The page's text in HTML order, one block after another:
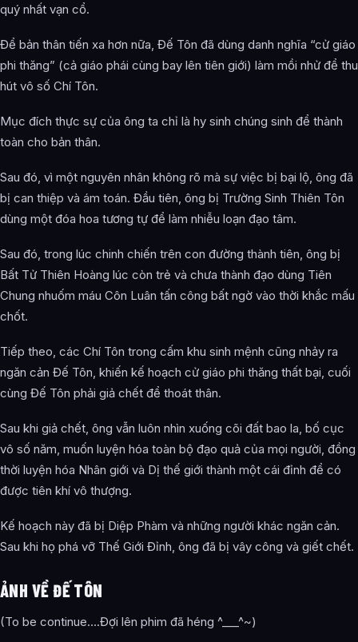
quý nhất vạn cổ.
Để bản thân tiến xa hơn nữa, Đế Tôn đã dùng danh nghĩa “cử giáo
phi thăng” (cả giáo phái cùng bay lên tiên giới) làm mồi nhử để thu
hút vô số Chí Tôn.
Mục đích thực sự của ông ta chỉ là hy sinh chúng sinh để thành
toàn cho bản thân.
Sau đó, vì một nguyên nhân không rõ mà sự việc bị bại lộ, ông đã
bị can thiệp và ám toán. Đầu tiên, ông bị Trường Sinh Thiên Tôn
dùng một đóa hoa tương tự để làm nhiễu loạn đạo tâm.
Sau đó, trong lúc chinh chiến trên con đường thành tiên, ông bị
Bất Tử Thiên Hoàng lúc còn trẻ và chưa thành đạo dùng Tiên
Chung nhuốm máu Côn Luân tấn công bất ngờ vào thời khắc mấu
chốt.
Tiếp theo, các Chí Tôn trong cấm khu sinh mệnh cũng nhảy ra
ngăn cản Đế Tôn, khiến kế hoạch cử giáo phi thăng thất bại, cuối
cùng Đế Tôn phải giả chết để thoát thân.
Sau khi giả chết, ông vẫn luôn nhìn xuống cõi đất bao la, bố cục
vô số năm, muốn luyện hóa toàn bộ đạo quả của mọi người, đồng
thời luyện hóa Nhân giới và Dị thế giới thành một cái đỉnh để có
được tiên khí vô thượng.
Kế hoạch này đã bị Diệp Phàm và những người khác ngăn cản.
Sau khi họ phá vỡ Thế Giới Đỉnh, ông đã bị vây công và giết chết.
ẢNH VỀ ĐẾ TÔN
(To be continue….Đợi lên phim đã héng ^___^~)